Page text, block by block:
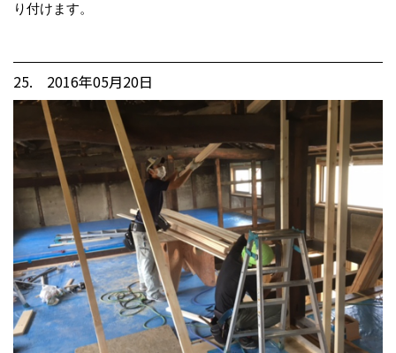
り付けます。
25. 2016年05月20日